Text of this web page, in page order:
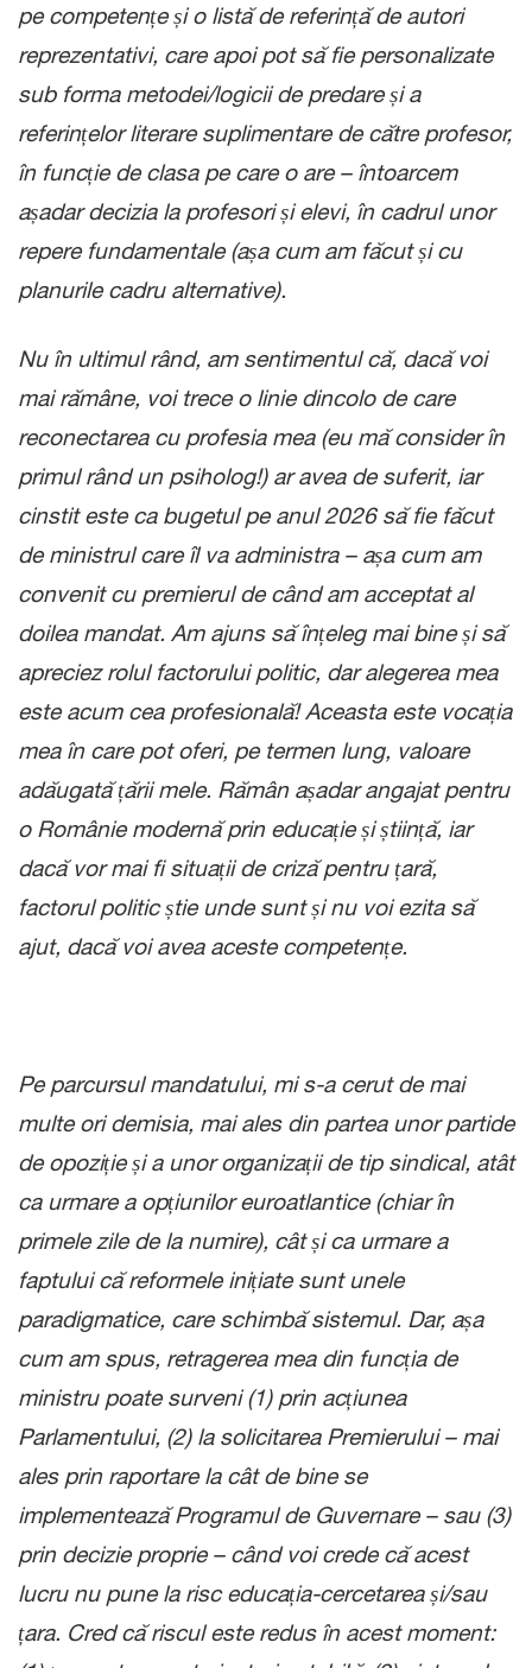
pe competențe și o listă de referință de autori
reprezentativi, care apoi pot să fie personalizate
sub forma metodei/logicii de predare și a
referințelor literare suplimentare de către profesor,
în funcție de clasa pe care o are – întoarcem
așadar decizia la profesori și elevi, în cadrul unor
repere fundamentale (așa cum am făcut și cu
planurile cadru alternative).
Nu în ultimul rând, am sentimentul că, dacă voi
mai rămâne, voi trece o linie dincolo de care
reconectarea cu profesia mea (eu mă consider în
primul rând un psiholog!) ar avea de suferit, iar
cinstit este ca bugetul pe anul 2026 să fie făcut
de ministrul care îl va administra – așa cum am
convenit cu premierul de când am acceptat al
doilea mandat. Am ajuns să înțeleg mai bine și să
apreciez rolul factorului politic, dar alegerea mea
este acum cea profesională! Aceasta este vocația
mea în care pot oferi, pe termen lung, valoare
adăugată țării mele. Rămân așadar angajat pentru
o Românie modernă prin educație și știință, iar
dacă vor mai fi situații de criză pentru țară,
factorul politic știe unde sunt și nu voi ezita să
ajut, dacă voi avea aceste competențe.
Pe parcursul mandatului, mi s-a cerut de mai
multe ori demisia, mai ales din partea unor partide
de opoziție și a unor organizații de tip sindical, atât
ca urmare a opțiunilor euroatlantice (chiar în
primele zile de la numire), cât și ca urmare a
faptului că reformele inițiate sunt unele
paradigmatice, care schimbă sistemul. Dar, așa
cum am spus, retragerea mea din funcția de
ministru poate surveni (1) prin acțiunea
Parlamentului, (2) la solicitarea Premierului – mai
ales prin raportare la cât de bine se
implementează Programul de Guvernare – sau (3)
prin decizie proprie – când voi crede că acest
lucru nu pune la risc educația-cercetarea și/sau
țara. Cred că riscul este redus în acest moment: